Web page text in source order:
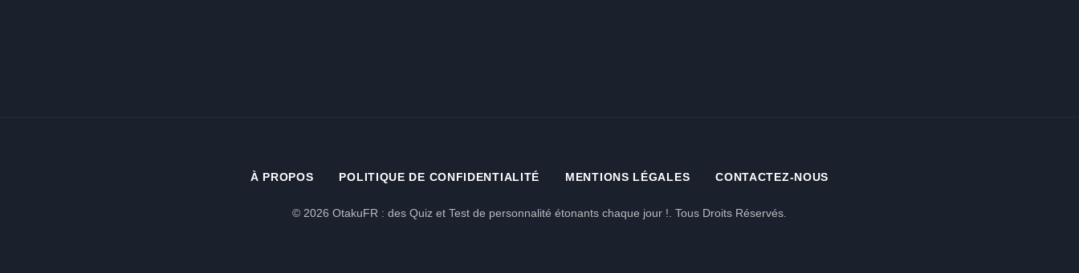
À PROPOS POLITIQUE DE CONFIDENTIALITÉ MENTIONS LÉGALES CONTACTEZ-NOUS
© 2026 OtakuFR : des Quiz et Test de personnalité étonants chaque jour !. Tous Droits Réservés.